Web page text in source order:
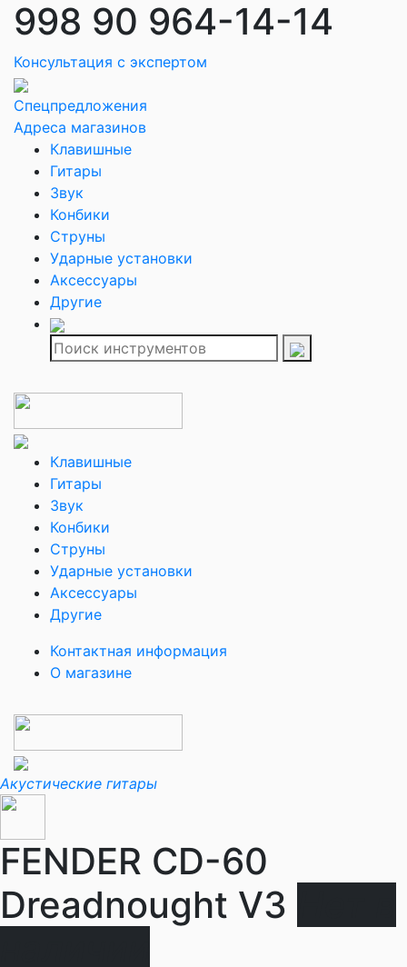
998 90 964-14-14
Консультация с экспертом
Спецпредложения
Адреса магазинов
Клавишные
Гитары
Звук
Конбики
Струны
Ударные установки
Аксессуары
Другие
Клавишные
Гитары
Звук
Конбики
Струны
Ударные установки
Аксессуары
Другие
Контактная информация
О магазине
Акустические гитары
FENDER CD-60
Dreadnought V3